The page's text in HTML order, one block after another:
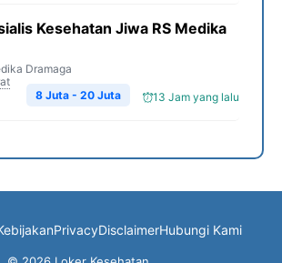
Kesehatan Jiwa RS Medika
Dramaga
13 Jam yang lalu
8 Juta - 20 Juta
PrivacyDisclaimerHubungi Kami